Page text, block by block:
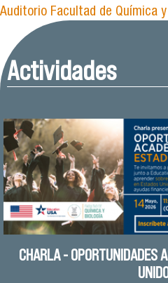
Auditorio Facultad de Química
Actividades
CHARLA - OPORTUNIDADES